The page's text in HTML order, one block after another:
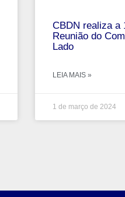
CBDN realiza a
Reunião do
Lado
LEIA MAIS »
1 de março de 2024